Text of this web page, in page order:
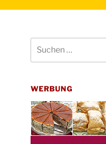
nach:
WERBUNG